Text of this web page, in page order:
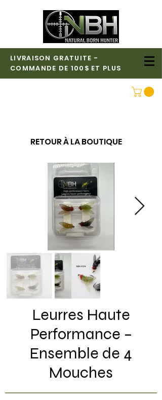
LIVRAISON GRATUITE -
COMMANDE DE 100$ ET PLUS
RETOUR À LA BOUTIQUE
Leurres Haute
Performance –
Ensemble de 4
Mouches